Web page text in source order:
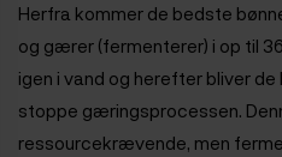
Herfra kommer de bedste
og gærer (fermenterer) i op til
igen i vand og herefter bliver
stoppe gæringsprocessen.
ressourcekrævende, men